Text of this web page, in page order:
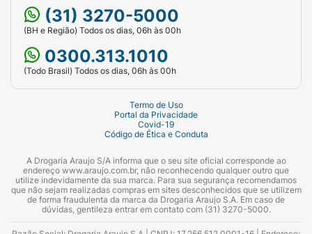
(31) 3270-5000
(BH e Região) Todos os dias, 06h às 00h
0300.313.1010
(Todo Brasil) Todos os dias, 06h às 00h
Termo de Uso
Portal da Privacidade
Covid-19
Código de Ética e Conduta
A Drogaria Araujo S/A informa que o seu site oficial corresponde ao
endereço www.araujo.com.br, não reconhecendo qualquer outro que
utilize indevidamente da sua marca. Para sua segurança recomendamos
que não sejam realizadas compras em sites desconhecidos que se utilizem
de forma fraudulenta da marca da Drogaria Araujo S.A. Em caso de
dúvidas, gentileza entrar em contato com (31) 3270-5000.